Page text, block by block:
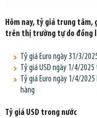
Hôm nay, tỷ giá trung tâm,
trên thị trường tự do đồng
Tỷ giá Euro ngày 31/3/
Tỷ giá USD ngày 1/4/
Tỷ giá Euro ngày 1/4/
hàng
Tỷ giá USD trong nước